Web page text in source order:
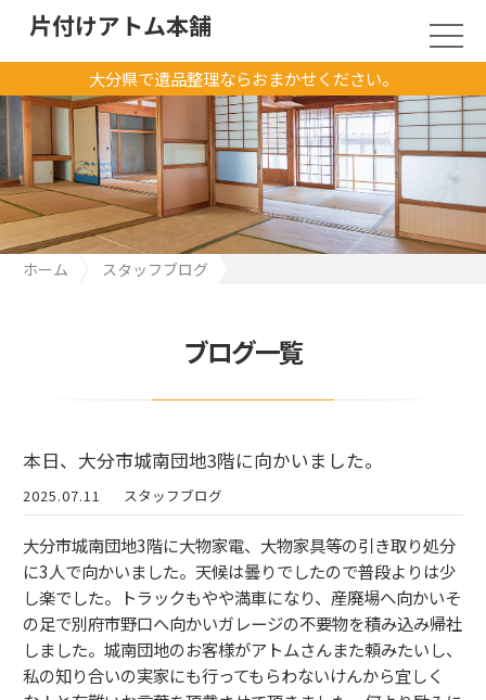
大分県で遺品整理ならおまかせください。
片付けアトム本舗
ホーム
スタッフブログ
ブログ一覧
本日、大分市城南団地3階に向かいました。
2025.07.11 スタッフブログ
大分市城南団地3階に大物家電、大物家具等の引き取り処分
に3人で向かいました。天候は曇りでしたので普段よりは少
し楽でした。トラックもやや満車になり、産廃場へ向かいそ
の足で別府市野口へ向かいガレージの不要物を積み込み帰社
しました。城南団地のお客様がアトムさんまた頼みたいし、
私の知り合いの実家にも行ってもらわないけんから宜しく